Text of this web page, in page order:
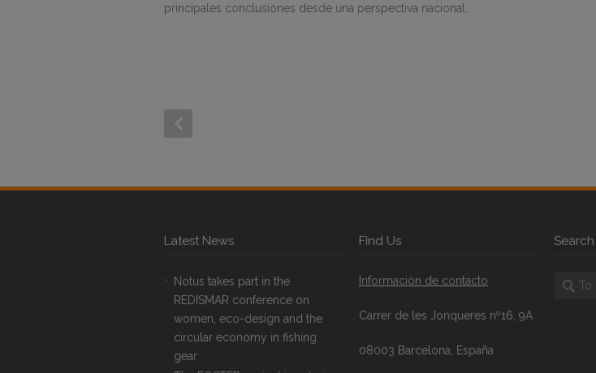
principales conclusiones desde una perspectiva nacional.
Latest News
Notus takes part in the
REDISMAR conference on
women, eco-design and the
circular economy in fishing
gear
FInd Us
Información de contacto
Carrer de les Jonqueres nº16, 9A
08003 Barcelona, España
Search